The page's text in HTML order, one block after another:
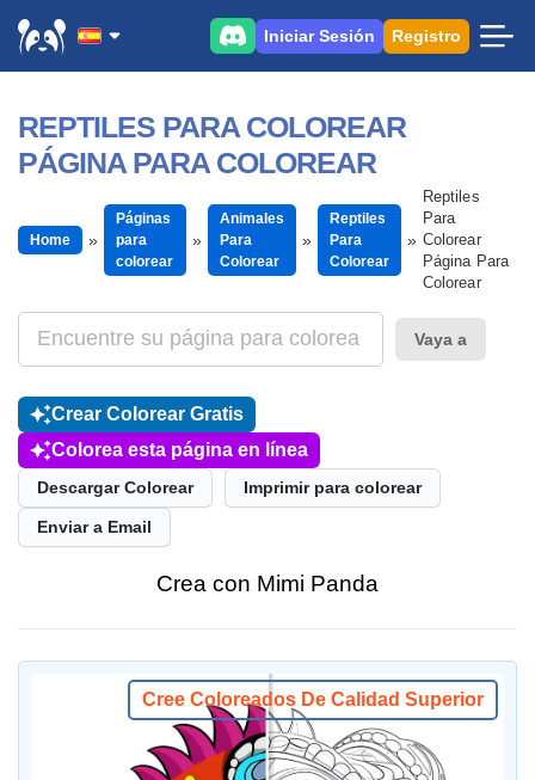
Iniciar Sesión Registro
REPTILES PARA COLOREAR
PÁGINA PARA COLOREAR
Home
Páginas
para
colorear
Animales
Para
Colorear
Reptiles
Para
Colorear
Reptiles
Para
Colorear
Página Para
Colorear
Vaya a
Crear Colorear Gratis
Colorea esta página en línea
Descargar Colorear Imprimir para colorear
Enviar a Email
Crea con Mimi Panda
Cree Coloreados De Calidad Superior